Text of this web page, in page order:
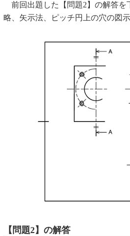
前回出題した【問題2】の解答を
略、矢示法、ピッチ円上の穴の図
【問題2】の解答